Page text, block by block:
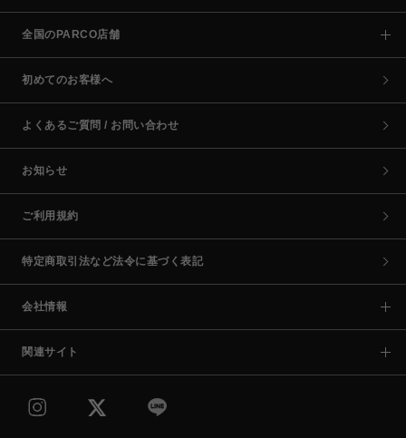
全国のPARCO店舗
初めてのお客様へ
よくあるご質問 / お問い合わせ
お知らせ
ご利用規約
特定商取引法など法令に基づく表記
会社情報
関連サイト